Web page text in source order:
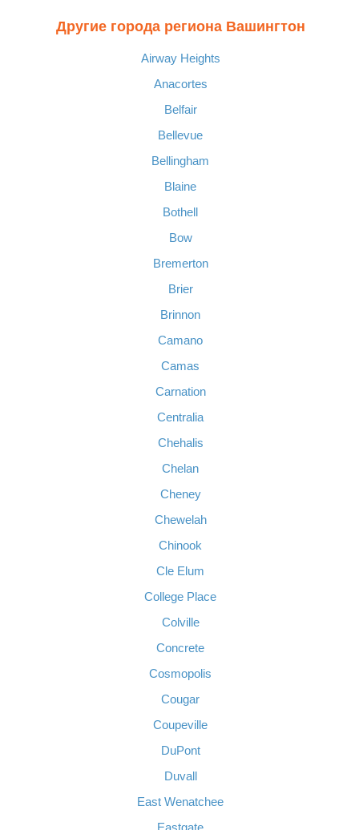
Другие города региона Вашингтон
Airway Heights
Anacortes
Belfair
Bellevue
Bellingham
Blaine
Bothell
Bow
Bremerton
Brier
Brinnon
Camano
Camas
Carnation
Centralia
Chehalis
Chelan
Cheney
Chewelah
Chinook
Cle Elum
College Place
Colville
Concrete
Cosmopolis
Cougar
Coupeville
DuPont
Duvall
East Wenatchee
Eastgate